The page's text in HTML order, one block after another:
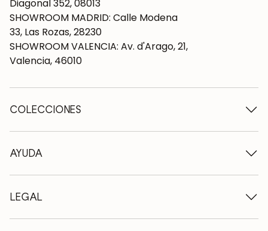
Diagonal 352, 08013
SHOWROOM MADRID: Calle Modena
33, Las Rozas, 28230
SHOWROOM VALENCIA: Av. d'Arago, 21,
Valencia, 46010
COLECCIONES
Mesas de madera
Mesas extensibles
Sillas de madera
Cómodas de madera
AYUDA
Quiénes somos
Condiciones de entrega
Profesionales
LEGAL
Métodos de pago